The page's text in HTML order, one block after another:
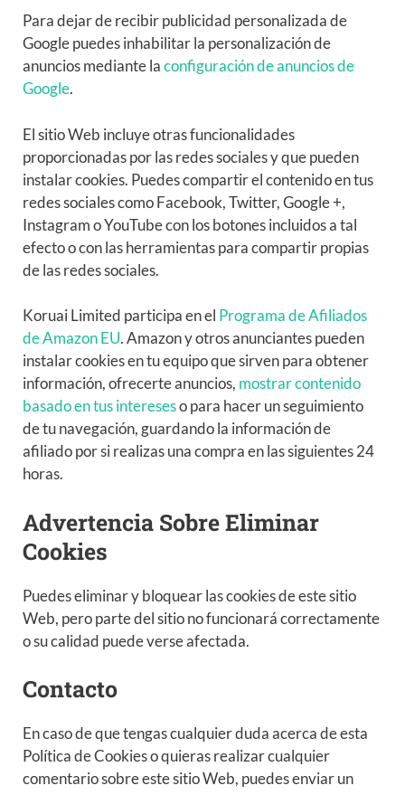
Para dejar de recibir publicidad personalizada de
Google puedes inhabilitar la personalización de
anuncios mediante laconfiguración de anuncios de
Google.
El sitio Web incluye otras funcionalidades
proporcionadas por las redes sociales y que pueden
instalar cookies. Puedes compartir el contenido en tus
redes sociales como Facebook, Twitter, Google +,
Instagram o YouTube con los botones incluidos a tal
efecto o con las herramientas para compartir propias
de las redes sociales.
Koruai Limited participa en el Programa de Afiliados
de Amazon EU. Amazon y otros anunciantes pueden
instalar cookies en tu equipo que sirven para obtener
información, ofrecerte anuncios, mostrar contenido
basado en tus intereseso para hacer un seguimiento
de tu navegación, guardando la información de
afiliado por si realizas una compra en las siguientes 24
horas.
Advertencia Sobre Eliminar
Cookies
Puedes eliminar y bloquear las cookies de este sitio
Web, pero parte del sitio no funcionará correctamente
o su calidad puede verse afectada.
Contacto
En caso de que tengas cualquier duda acerca de esta
Política de Cookies o quieras realizar cualquier
comentario sobre este sitio Web, puedes enviar un